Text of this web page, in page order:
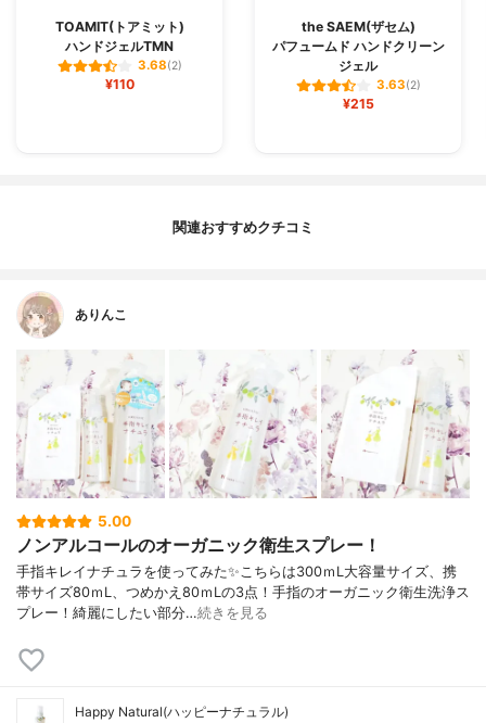
TOAMIT(トアミット)
ハンドジェルTMN
3.68(2)
¥110
the SAEM(ザセム)
パフュームド ハンドクリーン
ジェル
3.63(2)
¥215
関連おすすめクチコミ
ありんこ
5.00
ノンアルコールのオーガニック衛生スプレー！
手指キレイナチュラを使ってみた✨こちらは300ｍL大容量サイズ、携
帯サイズ80ｍL、つめかえ80ｍLの3点！手指のオーガニック衛生洗浄ス
プレー！綺麗にしたい部分…続きを見る
Happy Natural(ハッピーナチュラル)